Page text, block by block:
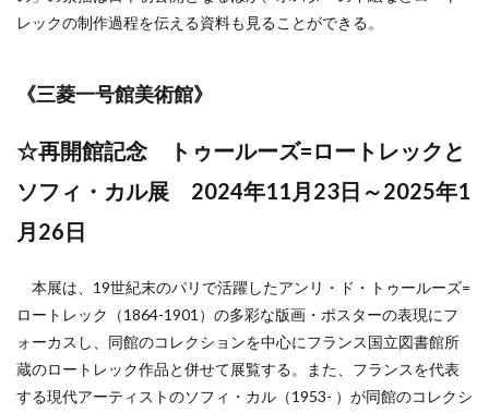
レックの制作過程を伝える資料も見ることができる。
《三菱一号館美術館》
☆再開館記念 トゥールーズ=ロートレックと
ソフィ・カル展 2024年11 月23日～2025年1
月26日
本展は、19世紀末のパリで活躍したアンリ・ド・トゥールーズ=
ロートレック（1864-1901）の多彩な版画・ポスターの表現にフ
ォーカスし、同館のコレクションを中心にフランス国立図書館所
蔵のロートレック作品と併せて展覧する。また、フランスを代表
する現代アーティストのソフィ・カル（1953- ）が同館のコレクシ